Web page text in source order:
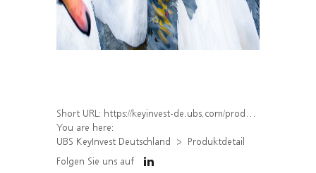
Short URL: https://keyinvest-de.ubs.com/produkt/detail/index/isin/DE000WA7GHE0
You are here:
UBS KeyInvest Deutschland
Produktdetail
Folgen Sie uns auf